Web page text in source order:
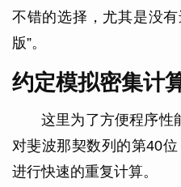
不错的选择，尤其是没
版”。
约定模拟密集计
这里为了方便程序性
对斐波那契数列的第40位
进行快速的重复计算。